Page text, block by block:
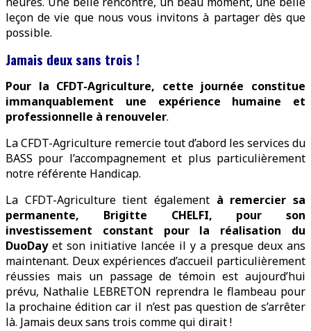
leçon de vie que nous vous invitons à partager dès que
possible.
Jamais deux sans trois !
Pour la CFDT-Agriculture, cette journée constitue
immanquablement une expérience humaine et
professionnelle à renouveler.
La CFDT-Agriculture remercie tout d’abord les services du
BASS pour l’accompagnement et plus particulièrement
notre référente Handicap.
La CFDT-Agriculture tient également à remercier sa
permanente, Brigitte CHELFI, pour son
investissement constant pour la réalisation du
DuoDayet son initiative lancée il y a presque deux ans
maintenant. Deux expériences d’accueil particulièrement
réussies mais un passage de témoin est aujourd’hui
prévu, Nathalie LEBRETON reprendra le flambeau pour
la prochaine édition car il n’est pas question de s’arrêter
là. Jamais deux sans trois comme qui dirait !